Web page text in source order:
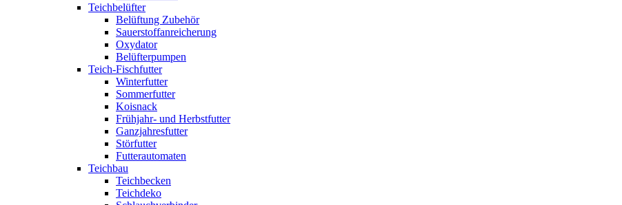
Teichbelüfter
Belüftung Zubehör
Sauerstoffanreicherung
Oxydator
Belüfterpumpen
Teich-Fischfutter
Winterfutter
Sommerfutter
Koisnack
Frühjahr- und Herbstfutter
Ganzjahresfutter
Störfutter
Futterautomaten
Teichbau
Teichbecken
Teichdeko